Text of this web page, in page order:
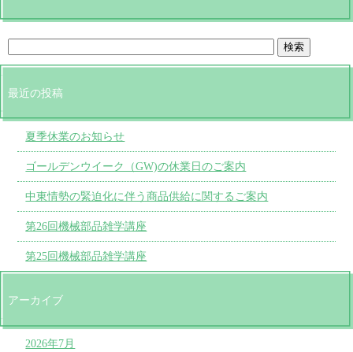
最近の投稿
夏季休業のお知らせ
ゴールデンウイーク（GW)の休業日のご案内
中東情勢の緊迫化に伴う商品供給に関するご案内
第26回機械部品雑学講座
第25回機械部品雑学講座
アーカイブ
2026年7月